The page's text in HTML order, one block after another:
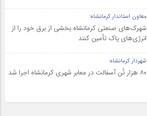
معاون استاندار کرمانشاه:
شهرک‌های صنعتی کرمانشاه بخشی از برق خود را از
انرژی‌های پاک تأمین کنند
شهردار کرمانشاه:
۸۰ هزار تُن آسفالت در معابر شهری کرمانشاه اجرا شد